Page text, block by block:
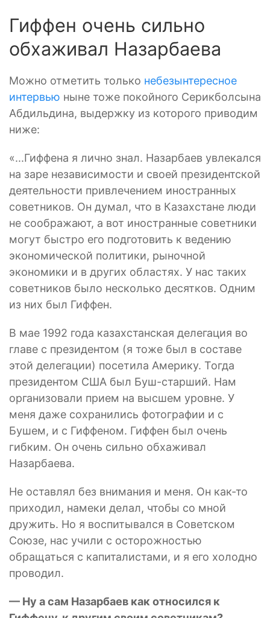
Гиффен очень сильно
обхаживал Назарбаева
Можно отметить только небезынтересное
интервью ныне тоже покойного Серикболсына
Абдильдина, выдержку из которого приводим
ниже:
«...Гиффена я лично знал. Назарбаев увлекался
на заре независимости и своей президентской
деятельности привлечением иностранных
советников. Он думал, что в Казахстане люди
не соображают, а вот иностранные советники
могут быстро его подготовить к ведению
экономической политики, рыночной
экономики и в других областях. У нас таких
советников было несколько десятков. Одним
из них был Гиффен.
В мае 1992 года казахстанская делегация во
главе с президентом (я тоже был в составе
этой делегации) посетила Америку. Тогда
президентом США был Буш-старший. Нам
организовали прием на высшем уровне. У
меня даже сохранились фотографии и с
Бушем, и с Гиффеном. Гиффен был очень
гибким. Он очень сильно обхаживал
Назарбаева.
Не оставлял без внимания и меня. Он как-то
приходил, намеки делал, чтобы со мной
дружить. Но я воспитывался в Советском
Союзе, нас учили с осторожностью
обращаться с капиталистами, и я его холодно
проводил.
— Ну а сам Назарбаев как относился к